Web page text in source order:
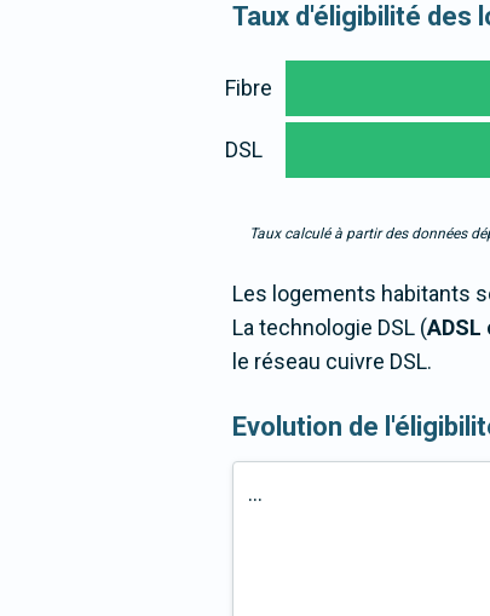
Taux d'éligibilité des
Fibre
DSL
Taux calculé à partir des données
Les logements habitants
La technologie DSL (ADSL
le réseau cuivre DSL.
Evolution de
...